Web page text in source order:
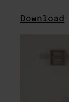
Download